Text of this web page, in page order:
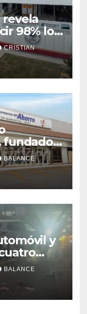
revela
98% los
el
CRISTIAN
fundador
BALANCE
y
Chico
BALANCE